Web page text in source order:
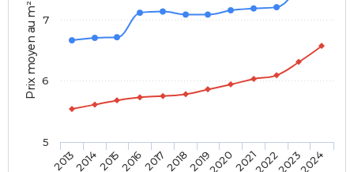
Prix moyen au m²
201320142015201620172018201920202021202220232024
5
6
7